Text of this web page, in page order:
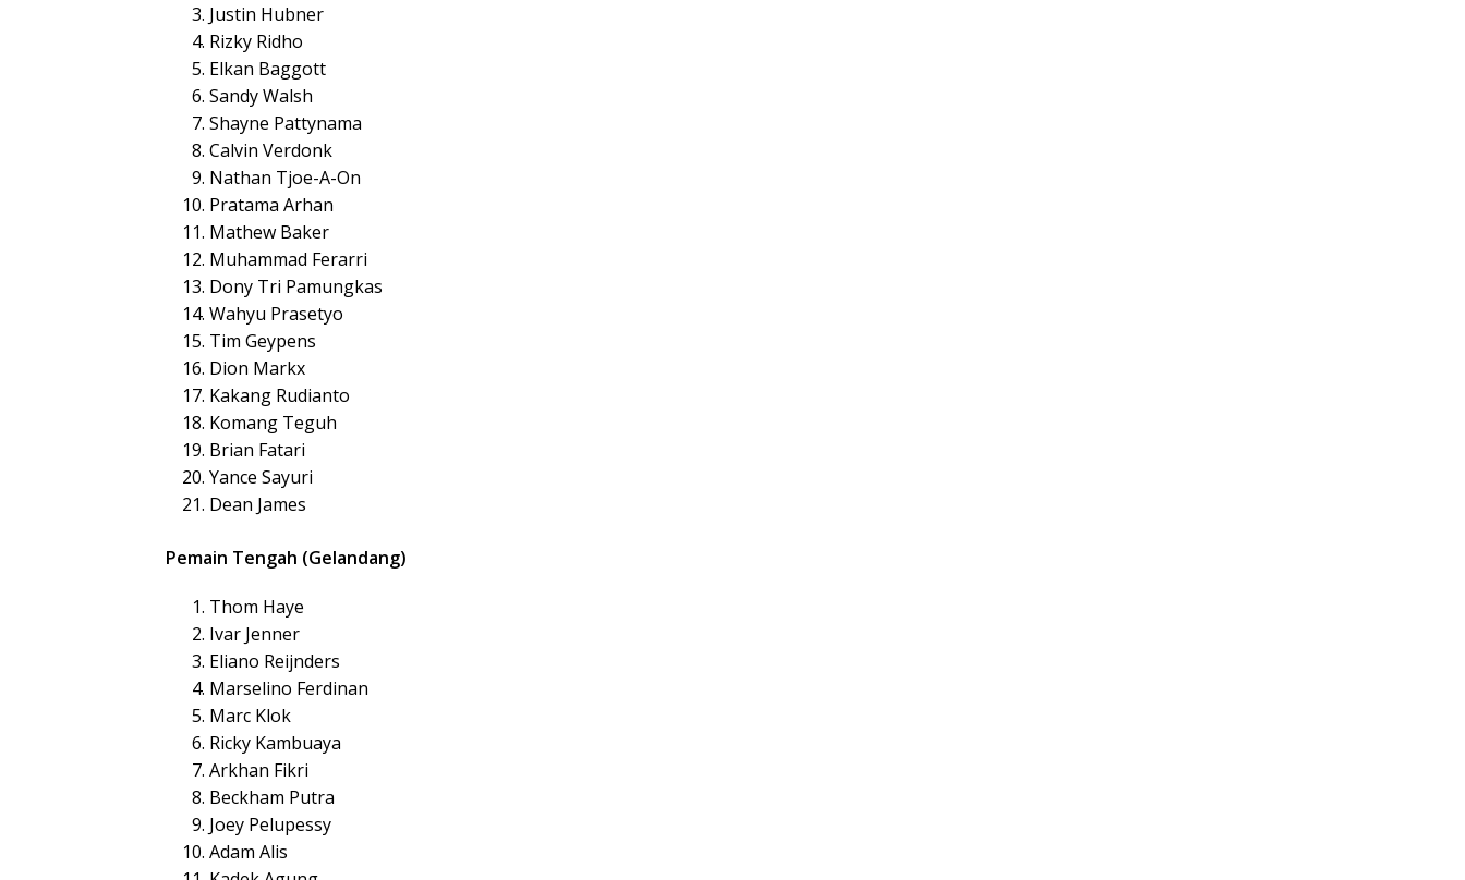
Justin Hubner
Rizky Ridho
Elkan Baggott
Sandy Walsh
Shayne Pattynama
Calvin Verdonk
Nathan Tjoe-A-On
Pratama Arhan
Mathew Baker
Muhammad Ferarri
Dony Tri Pamungkas
Wahyu Prasetyo
Tim Geypens
Dion Markx
Kakang Rudianto
Komang Teguh
Brian Fatari
Yance Sayuri
Dean James
Pemain Tengah (Gelandang)
Thom Haye
Ivar Jenner
Eliano Reijnders
Marselino Ferdinan
Marc Klok
Ricky Kambuaya
Arkhan Fikri
Beckham Putra
Joey Pelupessy
Adam Alis